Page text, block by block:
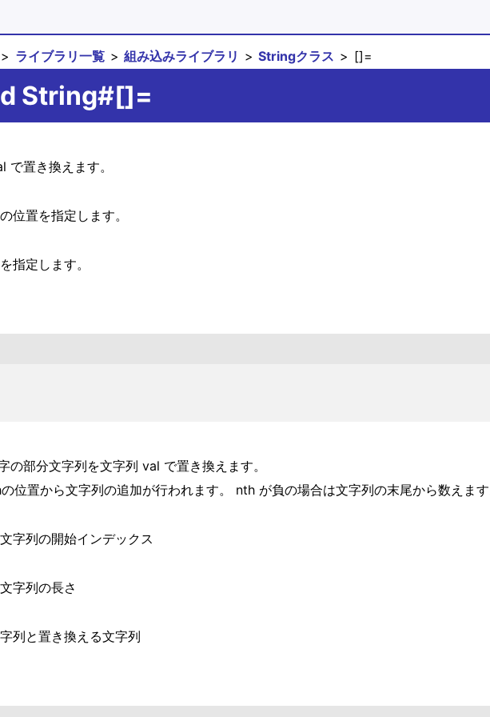
ライブラリ一覧 組み込みライブラリ Stringクラス []=
String#[]=
置き換えます。
位置を指定します。
指定します。
の部分文字列を文字列 val で置き換えます。
位置から文字列の追加が行われます。 nth が負の場合は文字列の末尾から数えます
字列の開始インデックス
字列の長さ
列と置き換える文字列